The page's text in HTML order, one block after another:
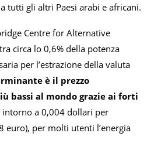
tutti gli altri Paesi arabi e africani.
Centre for Alternative
circa lo 0,6% della potenza
per l’estrazione della valuta
è il prezzo
bassi al mondo grazie ai forti
intorno a 0,004 dollari per
euro), per molti utenti l’energia